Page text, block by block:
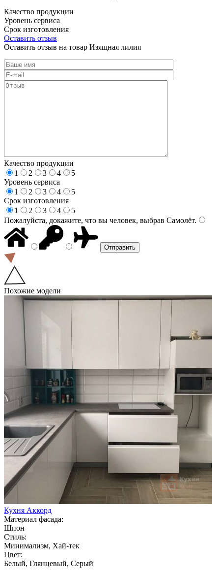
Качество продукции
Уровень сервиса
Срок изготовления
Оставить отзыв
Оставить отзыв на товар Изящная лилия
Качество продукции
1
2 3 4
5
Уровень сервиса
1
2 3 4
5
Срок изготовления
1
2 3 4
5
Пожалуйста, докажите, что вы человек, выбрав Самолёт.
Похожие модели
Кухня Аккорд
Материал фасада:
Шпон
Стиль:
Минимализм, Хай-тек
Цвет:
Белый, Глянцевый, Серый